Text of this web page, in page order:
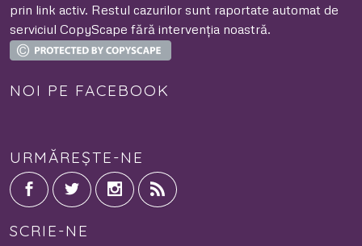
prin link activ. Restul cazurilor sunt raportate automat de
serviciul CopyScape fără intervenția noastră.
NOI PE FACEBOOK
URMĂREȘTE-NE
SCRIE-NE